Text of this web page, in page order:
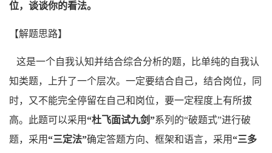
位，谈谈你的看法。
【解题思路】
这是一个自我认知并结合综合分析的题，比单纯的自我认
知类题，上升了一个层次。一定要结合自己，结合岗位，同
时，又不能完全停留在自己和岗位，要一定程度上有所拔
高。此题可以采用“杜飞面试九剑”系列的“破题式”进行破
题，采用“三定法”确定答题方向、框架和语言，采用“三多